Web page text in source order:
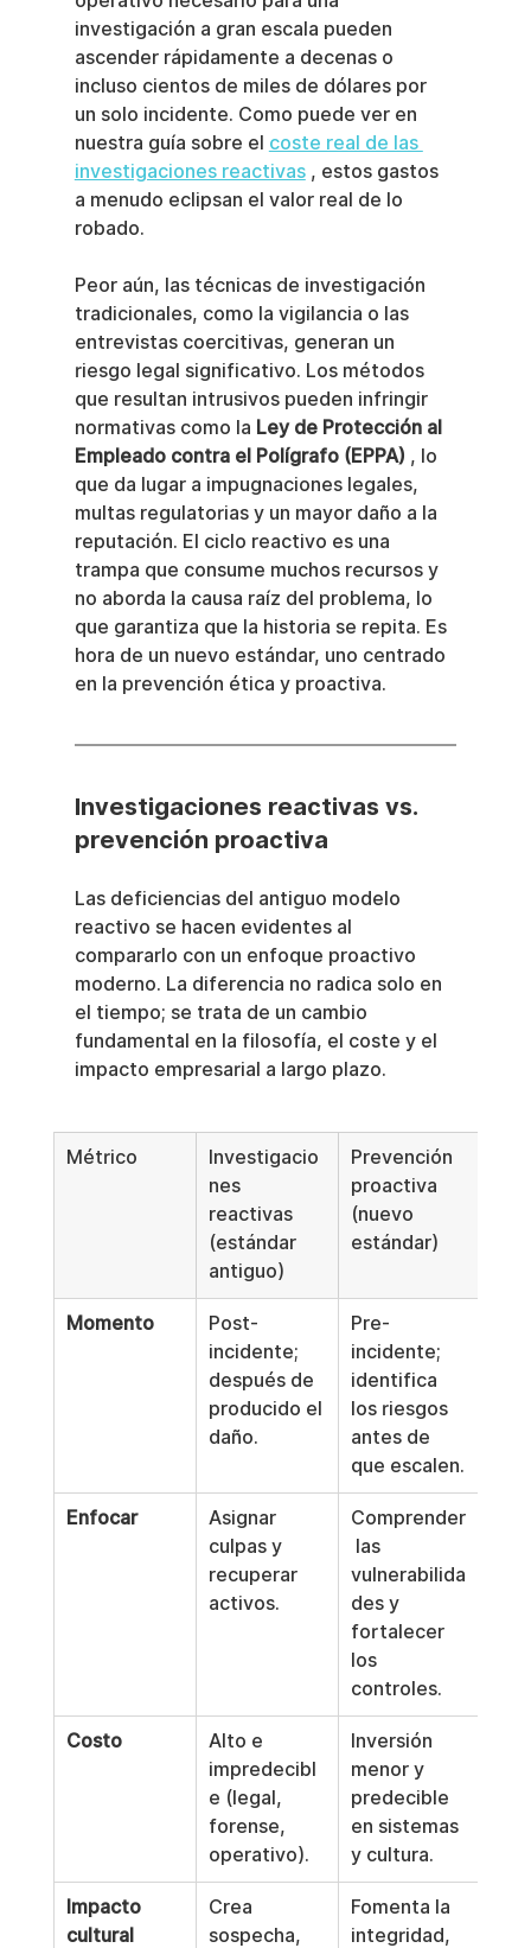
investigación a gran escala pueden
ascender rápidamente a decenas o
incluso cientos de miles de dólares por
un solo incidente. Como puede ver en
nuestra guía sobre el coste real de las
investigaciones reactivas , estos gastos
a menudo eclipsan el valor real de lo
robado.
Peor aún, las técnicas de investigación
tradicionales, como la vigilancia o las
entrevistas coercitivas, generan un
riesgo legal significativo. Los métodos
que resultan intrusivos pueden infringir
normativas como la Ley de Protección al
Empleado contra el Polígrafo (EPPA) , lo
que da lugar a impugnaciones legales,
multas regulatorias y un mayor daño a la
reputación. El ciclo reactivo es una
trampa que consume muchos recursos y
no aborda la causa raíz del problema, lo
que garantiza que la historia se repita. Es
hora de un nuevo estándar, uno centrado
en la prevención ética y proactiva.
Investigaciones reactivas vs.
prevención proactiva
Las deficiencias del antiguo modelo
reactivo se hacen evidentes al
compararlo con un enfoque proactivo
moderno. La diferencia no radica solo en
el tiempo; se trata de un cambio
fundamental en la filosofía, el coste y el
impacto empresarial a largo plazo.
Métrico
Investigacio
nes
reactivas
(estándar
antiguo)
Prevención
proactiva
(nuevo
estándar)
Momento
Post-
incidente;
después de
producido el
daño.
Pre-
incidente;
identifica
los riesgos
antes de
que escalen.
Enfocar
Asignar
culpas y
recuperar
activos.
Comprender
las
vulnerabilida
des y
fortalecer
los
controles.
Costo
Alto e
impredecibl
e (legal,
forense,
operativo).
Inversión
menor y
predecible
en sistemas
y cultura.
Impacto
cultural
Crea
sospecha,
Fomenta la
integridad,